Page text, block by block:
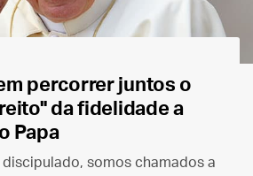
percorrer juntos o
da fidelidade a
Papa
somos chamados a